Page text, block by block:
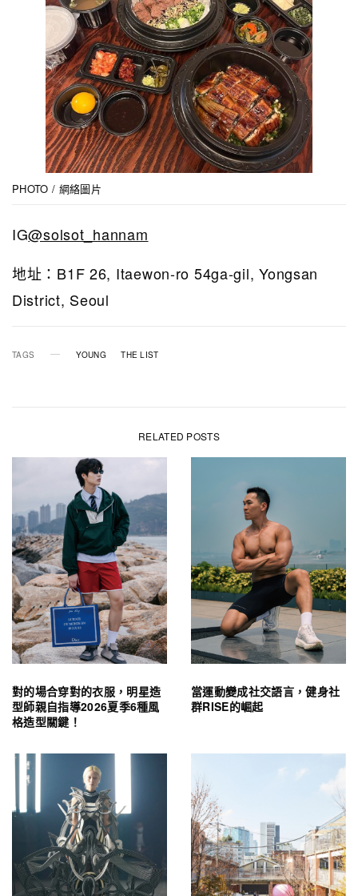
PHOTO / 網絡圖片
IG@solsot_hannam
地址：B1F 26, Itaewon-ro 54ga-gil, Yongsan
District, Seoul
TAGS YOUNG THE LIST
RELATED POSTS
對的場合穿對的衣服，明星造
型師親自指導2026夏季6種風
格造型關鍵！
當運動變成社交語言，健身社
群RISE的崛起